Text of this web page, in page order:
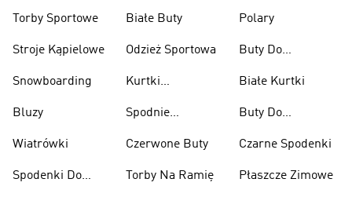
Torby Sportowe
Stroje Kąpielowe
Snowboarding
Bluzy
Wiatrówki
Spodenki Do
Białe Buty
Odzież Sportowa
Kurtki
Spodnie
Czerwone Buty
Torby Na Ramię
Polary
Buty Do
Ciężarów
Białe Kurtki
Buty Do
Czarne Spodenki
Płaszcze Zimowe